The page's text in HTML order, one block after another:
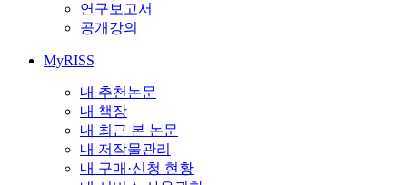
연구보고서
공개강의
MyRISS
내 추천논문
내 책장
내 최근 본 논문
내 저작물관리
내 구매·신청 현황